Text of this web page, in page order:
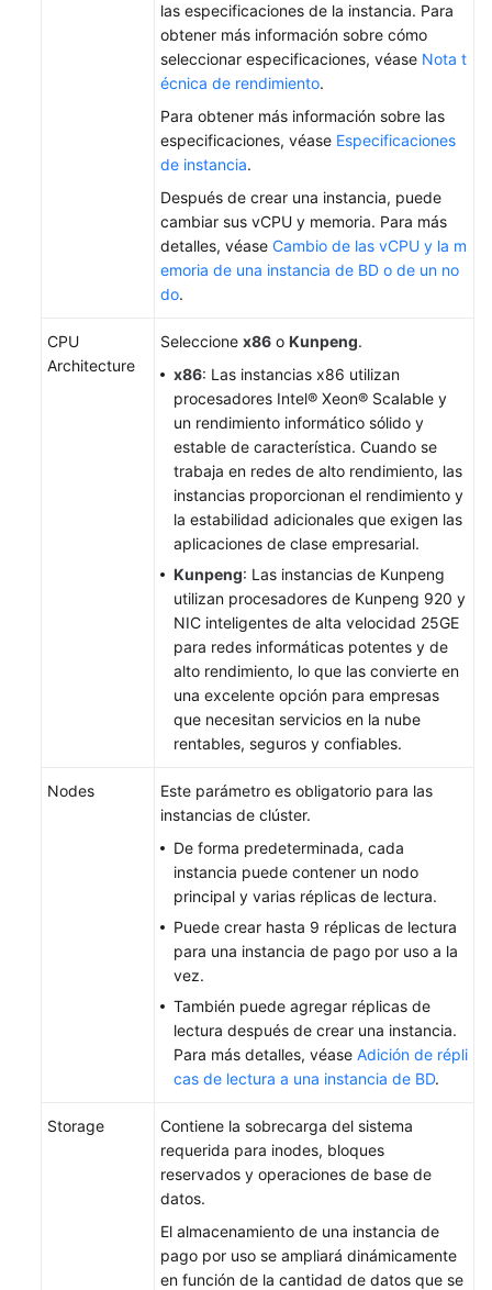
What's
New
Reference
las especificaciones de la instancia. Para
obtener más información sobre cómo
seleccionar especificaciones, véase Nota t
écnica de rendimiento.
Para obtener más información sobre las
especificaciones, véase Especificaciones
de instancia.
Después de crear una instancia, puede
cambiar sus vCPU y memoria. Para más
detalles, véase Cambio de las vCPU y la m
emoria de una instancia de BD o de un no
do.
CPU
Architecture
Seleccione x86 o Kunpeng.
x86: Las instancias x86 utilizan
procesadores Intel® Xeon® Scalable y
un rendimiento informático sólido y
estable de característica. Cuando se
trabaja en redes de alto rendimiento, las
instancias proporcionan el rendimiento y
la estabilidad adicionales que exigen las
aplicaciones de clase empresarial.
Kunpeng: Las instancias de Kunpeng
utilizan procesadores de Kunpeng 920 y
NIC inteligentes de alta velocidad 25GE
para redes informáticas potentes y de
alto rendimiento, lo que las convierte en
una excelente opción para empresas
que necesitan servicios en la nube
rentables, seguros y confiables.
Nodes
Este parámetro es obligatorio para las
instancias de clúster.
De forma predeterminada, cada
instancia puede contener un nodo
principal y varias réplicas de lectura.
Puede crear hasta 9 réplicas de lectura
para una instancia de pago por uso a la
vez.
También puede agregar réplicas de
lectura después de crear una instancia.
Para más detalles, véase Adición de répli
cas de lectura a una instancia de BD.
Storage
Contiene la sobrecarga del sistema
requerida para inodes, bloques
reservados y operaciones de base de
datos.
El almacenamiento de una instancia de
pago por uso se ampliará dinámicamente
en función de la cantidad de datos que se